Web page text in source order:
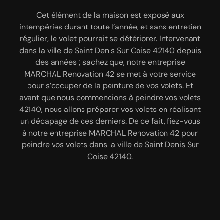
Cet élément de la maison est exposé aux
intempéries durant toute l’année, et sans entretien
régulier, le volet pourrait se détériorer. Intervenant
dans la ville de Saint Denis Sur Coise 42140 depuis
des années ; sachez que, notre entreprise
MARCHAL Renovation 42 se met à votre service
pour s’occuper de la peinture de vos volets. Et
avant que nous commencions à peindre vos volets
42140, nous allons préparer vos volets en réalisant
un décapage de ces derniers. De ce fait, fiez-vous
à notre entreprise MARCHAL Renovation 42 pour
peindre vos volets dans la ville de Saint Denis Sur
Coise 42140.
Exerçant le métier de peintre depuis plusieurs
années ; fiez-vous à notre entreprise MARCHAL
Renovation 42 pour effectuer un décapage de vos
volets métalliques dans la ville de Saint Denis Sur
Coise 42140. Nous avons à notre service des
équipes de peintres 42140 très professionnelles et
passionnées qui ont connaissance des différentes
méthodes de décapage, telles que : le décapage
chimique, le décapage à la soude ou le décapage
par sablage. Quelle que soit la technique de
décapage que vous souhaitez effectuer, nos
techniciens 42140 vont les réaliser dans le respect
des règles en vigueur.
Envisagez-vous de donner une nouvelle jeunesse à
vos volets en PVC ? Intervenant à Saint Denis Sur
Coise, et ayant une solide expérience dans le
domaine ; sachez que, vous pouvez vous fier à notre
entreprise MARCHAL Renovation 42 pour s’occuper
de cette tâche. En tant que peintre professionnel ;
sachez qu’avant que nous effectuons la mise en
peinture ; notre entreprise MARCHAL Renovation
42 nous allons réaliser un ponçage, décapage, un
nettoyage et enfin peindre vos volets en PVC à
Saint Denis Sur Coise 42140. Grâce aux matériels
professionnels que nous utilisons, nous pouvons
vous assurer une finition irréprochable.